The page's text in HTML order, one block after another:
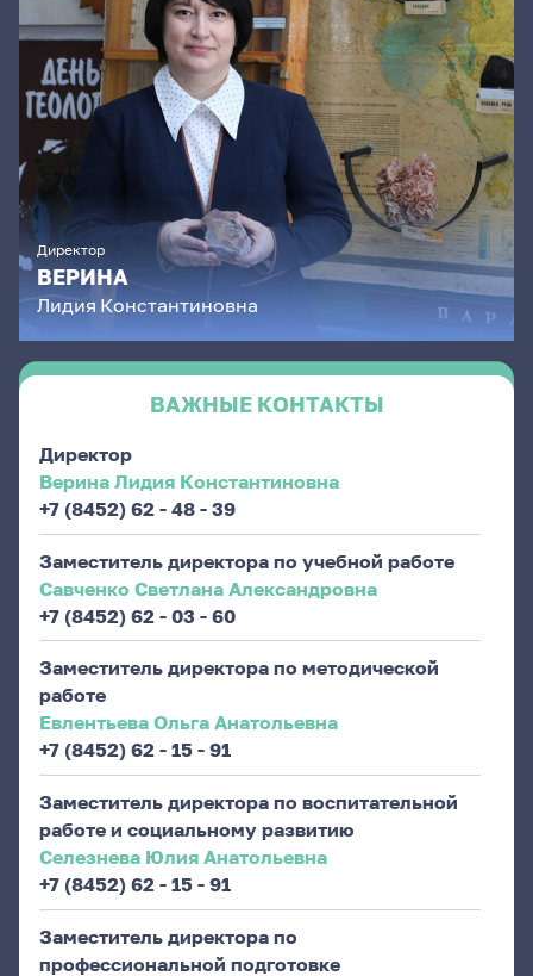
Директор
ВЕРИНА
Лидия Константиновна
ВАЖНЫЕ КОНТАКТЫ
Директор
Верина Лидия Константиновна
+7 (8452) 62 - 48 - 39
Заместитель директора по учебной работе
Савченко Светлана Александровна
+7 (8452) 62 - 03 - 60
Заместитель директора по методической
работе
Евлентьева Ольга Анатольевна
+7 (8452) 62 - 15 - 91
Заместитель директора по воспитательной
работе и социальному развитию
Селезнева Юлия Анатольевна
+7 (8452) 62 - 15 - 91
Заместитель директора по
профессиональной подготовке